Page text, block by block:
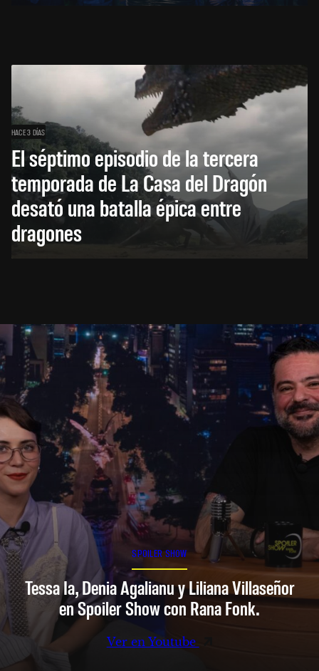
HACE 3 DÍAS
El séptimo episodio de la tercera
temporada de La Casa del Dragón
desató una batalla épica entre
dragones
SPOILER SHOW
Tessa Ia, Denia Agalianu y Liliana Villaseñor
en Spoiler Show con Rana Fonk.
Ver en Youtube